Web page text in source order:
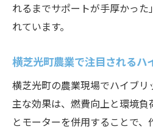
れるまでサポートが手厚かっ
れています。
横芝光町農業で注目されるハ
横芝光町の農業現場でハイブ
主な効果は、燃費向上と環境負
とモーターを併用することで